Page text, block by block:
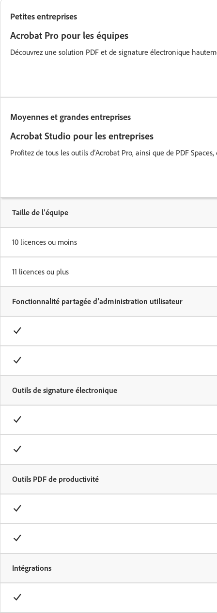
Petites entreprises
Acrobat Pro pour les équipes
Découvrez une solution PDF et de signature électronique
Moyennes et grandes entreprises
Acrobat Studio pour les entreprises
Profitez de tous les outils d’Acrobat Pro, ainsi que de PDF
Taille de l’équipe
10 licences ou moins
11 licences ou plus
Fonctionnalité partagée d’administration utilisateur
Outils de signature électronique
Outils PDF de productivité
Intégrations